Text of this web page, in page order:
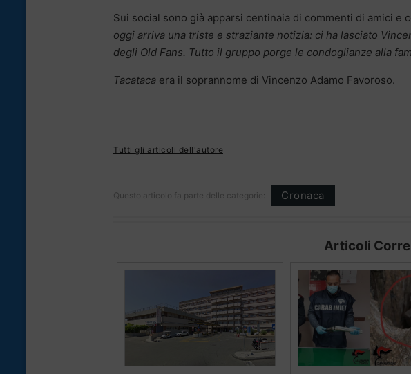
Sui social sono già apparsi centinaia di commenti di amici e
oggi arriva una triste e straziante notizia: ci ha lasciato
degli Old Fans. Tutto il gruppo porge le condoglianze alla
Tacataca era il soprannome di Vincenzo Adamo Favoroso.
Tutti gli articoli dell'autore
Questo articolo fa parte delle categorie: Cronaca
Articoli